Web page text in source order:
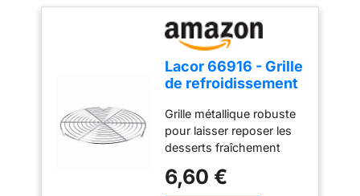
concentration de 0, 005
mgkg Facile a nettoyer :
Le revêtement
antiadhésif est garanti
sans pfoa, sans plomb,
en france par tefal, n
degrès1 mondialdes
articles culinaires source
: Euromonitor
international ltd, édition
Lacor 66916 - Grille
de refroidissement
acier chromé
Grille métallique robuste
pour laisser reposer les
desserts fraîchement
de chocolat ou de sucre
6,60 €